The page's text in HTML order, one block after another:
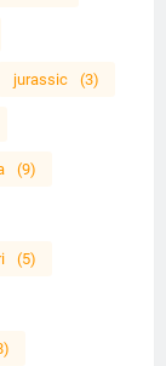
jurassic (3)
(9)
(5)